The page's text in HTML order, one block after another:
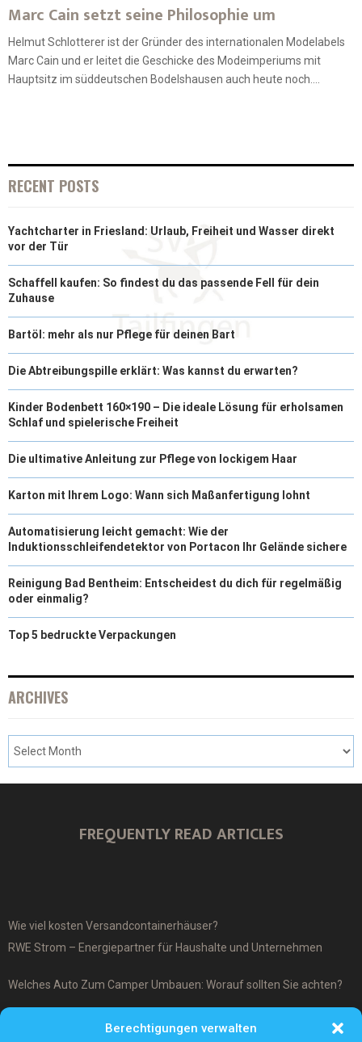
Berechtigungen verwalten
Marc Cain setzt seine Philosophie um
Helmut Schlotterer ist der Gründer des internationalen Modelabels
Marc Cain und er leitet die Geschicke des Modeimperiums mit
Hauptsitz im süddeutschen Bodelshausen auch heute noch....
RECENT POSTS
Yachtcharter in Friesland: Urlaub, Freiheit und Wasser direkt
vor der Tür
Schaffell kaufen: So findest du das passende Fell für dein
Zuhause
Bartöl: mehr als nur Pflege für deinen Bart
Die Abtreibungspille erklärt: Was kannst du erwarten?
Kinder Bodenbett 160×190 – Die ideale Lösung für erholsamen
Schlaf und spielerische Freiheit
Die ultimative Anleitung zur Pflege von lockigem Haar
Karton mit Ihrem Logo: Wann sich Maßanfertigung lohnt
Automatisierung leicht gemacht: Wie der
Induktionsschleifendetektor von Portacon Ihr Gelände sichere
Reinigung Bad Bentheim: Entscheidest du dich für regelmäßig
oder einmalig?
Top 5 bedruckte Verpackungen
ARCHIVES
FREQUENTLY READ ARTICLES
Wie viel kosten Versandcontainerhäuser?
RWE Strom – Energiepartner für Haushalte und Unternehmen
Welches Auto Zum Camper Umbauen: Worauf sollten Sie achten?
Was ist ein Cover-Up Tattoo?